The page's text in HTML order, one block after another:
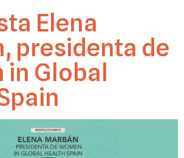
Elena
presidenta de
in Global